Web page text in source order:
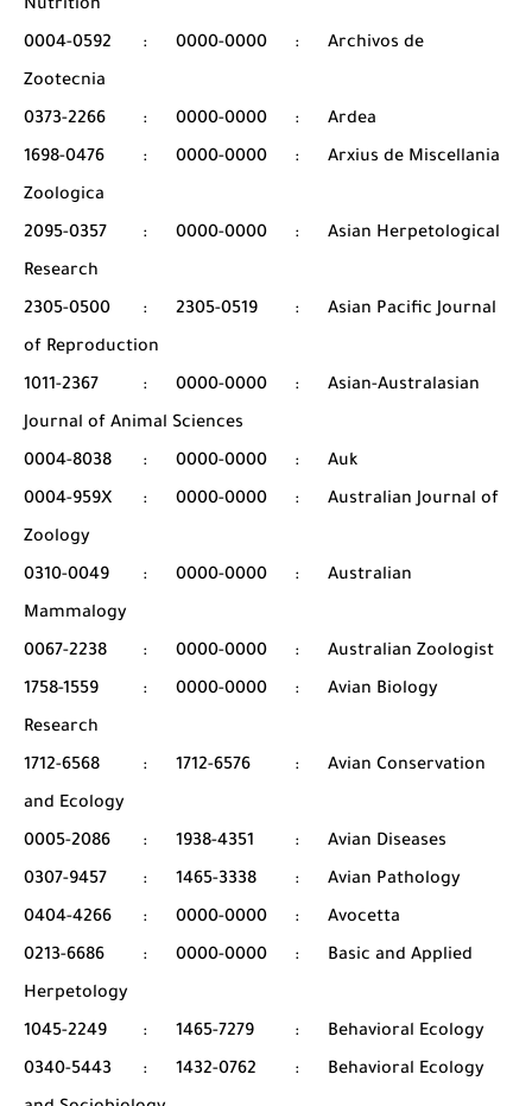
Nutrition
0004-0592
: 0000-0000 :
Archivos de
Zootecnia
0373-2266
: 0000-0000 :
Ardea
1698-0476
: 0000-0000 :
Arxius de Miscellania
Zoologica
2095-0357
: 0000-0000 :
Asian Herpetological
Research
2305-0500
: 2305-0519 :
Asian Pacific Journal
of Reproduction
1011-2367
: 0000-0000 :
Asian-Australasian
Journal of Animal Sciences
0004-8038
: 0000-0000 :
Auk
0004-959X
: 0000-0000 :
Australian Journal of
Zoology
0310-0049
: 0000-0000 :
Australian
Mammalogy
0067-2238
: 0000-0000 :
Australian Zoologist
1758-1559
: 0000-0000 :
Avian Biology
Research
1712-6568
: 1712-6576 :
Avian Conservation
and Ecology
0005-2086
: 1938-4351 :
Avian Diseases
0307-9457
: 1465-3338 :
Avian Pathology
0404-4266
: 0000-0000 :
Avocetta
0213-6686
: 0000-0000 :
Basic and Applied
Herpetology
1045-2249
: 1465-7279 :
Behavioral Ecology
0340-5443
: 1432-0762 :
Behavioral Ecology